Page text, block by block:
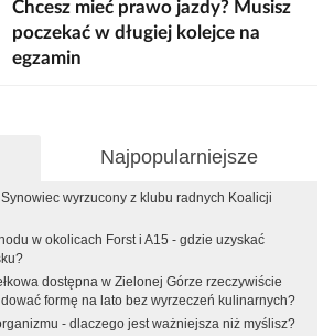
Chcesz mieć prawo jazdy? Musisz
poczekać w długiej kolejce na
egzamin
Najpopularniejsze
wyrzucony z klubu radnych Koalicji
w okolicach Forst i A15 - gdzie uzyskać
dostępna w Zielonej Górze rzeczywiście
formę na lato bez wyrzeczeń kulinarnych?
- dlaczego jest ważniejsza niż myślisz?